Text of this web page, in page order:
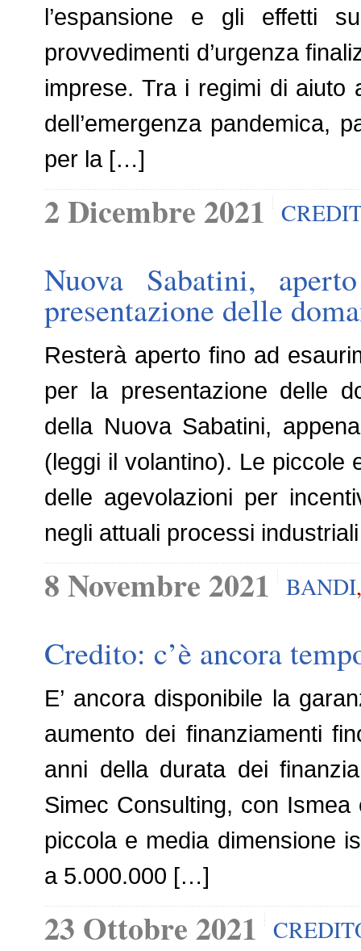
l’espansione e gli effetti
provvedimenti d’urgenza
imprese. Tra i regimi di aiuto
dell’emergenza pandemica,
per la […]
2 Dicembre 2021
Nuova Sabatini,
presentazione delle
Resterà aperto fino ad
per la presentazione delle
della Nuova Sabatini,
(leggi il volantino). Le piccole
delle agevolazioni per
negli attuali processi
8 Novembre 2021 BANDI
Credito: c’è ancora
E’ ancora disponibile la
aumento dei finanziamenti
anni della durata dei
Simec Consulting, con
piccola e media dimensione
a 5.000.000 […]
23 Ottobre 2021